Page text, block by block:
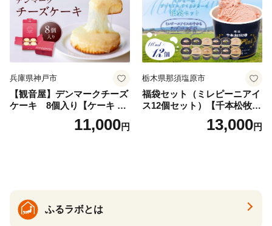
兵庫県神戸市
【観音屋】デンマークチーズ
ケーキ 8個入り【ケーキ チ
ーズケーキ 人気スイーツ お
すすめスイーツ 神戸スイー
11,000円
栃木県那須塩原市
福袋セット（ミレピーニアイ
ス12個セット）【千本松牧
場】 ns025-014-12 【デザー
ト 詰め合わせ ギフト】
13,000円
ふるラボとは